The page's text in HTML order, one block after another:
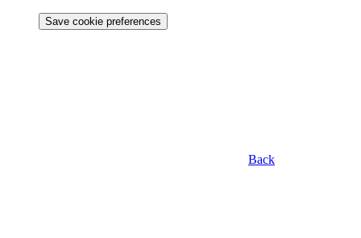
Save cookie preferences
Back